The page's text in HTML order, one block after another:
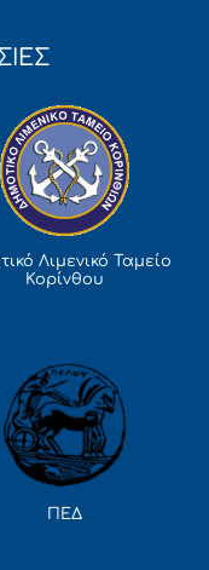
Λιμενικό Ταμείο
Κορίνθου
ΠΕΔ